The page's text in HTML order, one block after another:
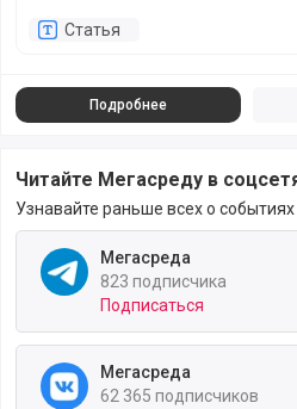
Статья
Подробнее
Читайте Мегасреду в
Узнавайте раньше всех о
Мегасреда
823 подписчика
Подписаться
Мегасреда
62 365 подписчиков